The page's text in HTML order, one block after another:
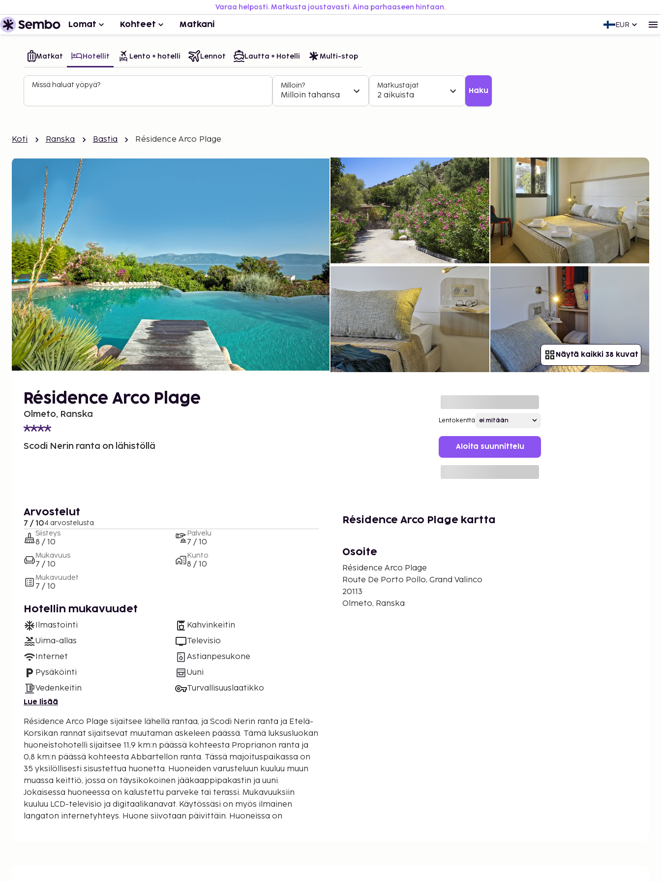
Varaa helposti. Matkusta joustavasti. Aina parhaaseen hintaan.
Lomat Kohteet Matkani EUR
Matkat Hotellit Lento + hotelli Lennot Lautta + Hotelli Multi-stop
Missä haluat yöpyä? Milloin?
Milloin tahansa
Matkustajat
2 aikuista Haku
Koti Ranska Bastia Résidence Arco Plage
Näytä kaikki 38 kuvat
Résidence Arco Plage
Olmeto, Ranska
Scodi Nerin ranta on lähistöllä
Lentokenttä
Aloita suunnittelu
Arvostelut
7 / 104 arvostelusta
Siisteys
8 / 10
Mukavuus
7 / 10
Mukavuudet
7 / 10
Palvelu
7 / 10
Kunto
8 / 10
Hotellin mukavuudet
Ilmastointi
Uima-allas
Internet
Pysäköinti
Vedenkeitin
Kahvinkeitin
Televisio
Astianpesukone
Uuni
Turvallisuuslaatikko
Lue lisää
Résidence Arco Plage sijaitsee lähellä rantaa, ja Scodi Nerin ranta ja Etelä-
Korsikan rannat sijaitsevat muutaman askeleen päässä. Tämä luksusluokan
huoneistohotelli sijaitsee 11,9 km:n päässä kohteesta Proprianon ranta ja
0,8 km:n päässä kohteesta Abbartellon ranta. Tässä majoituspaikassa on
35 yksilöllisesti sisustettua huonetta. Huoneiden varusteluun kuuluu muun
muassa keittiö, jossa on täysikokoinen jääkaappipakastin ja uuni.
Jokaisessa huoneessa on kalustettu parveke tai terassi. Mukavuuksiin
kuuluu LCD-televisio ja digitaalikanavat. Käytössäsi on myös ilmainen
langaton internetyhteys. Huone siivotaan päivittäin. Huoneissa on
Résidence Arco Plage kartta
Osoite
Résidence Arco Plage
Route De Porto Pollo, Grand Valinco
20113
Olmeto, Ranska